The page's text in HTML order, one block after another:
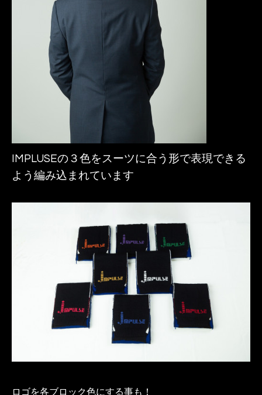
IMPLUSEの３色をスーツに合う形で表現できる
よう編み込まれています
ロゴを各ブロック色にする事も！